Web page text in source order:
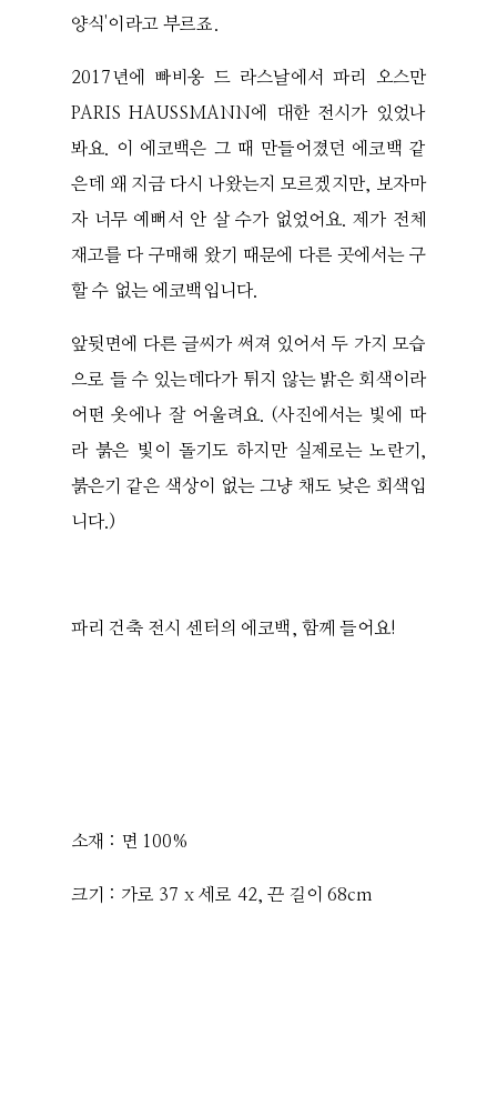
양식'이라고 부르죠.
2017년에 빠비옹 드 라스날에서 파리 오스만
PARIS HAUSSMANN에 대한 전시가 있었나
봐요. 이 에코백은 그 때 만들어졌던 에코백 같
은데 왜 지금 다시 나왔는지 모르겠지만, 보자마
자 너무 예뻐서 안 살 수가 없었어요. 제가 전체
재고를 다 구매해 왔기 때문에 다른 곳에서는 구
할 수 없는 에코백입니다.
앞뒷면에 다른 글씨가 써져 있어서 두 가지 모습
으로 들 수 있는데다가 튀지 않는 밝은 회색이라
어떤 옷에나 잘 어울려요. (사진에서는 빛에 따
라 붉은 빛이 돌기도 하지만 실제로는 노란기,
붉은기 같은 색상이 없는 그냥 채도 낮은 회색입
니다.)
파리 건축 전시 센터의 에코백, 함께 들어요!
소재 : 면 100%
크기 : 가로 37 x 세로 42, 끈 길이 68cm